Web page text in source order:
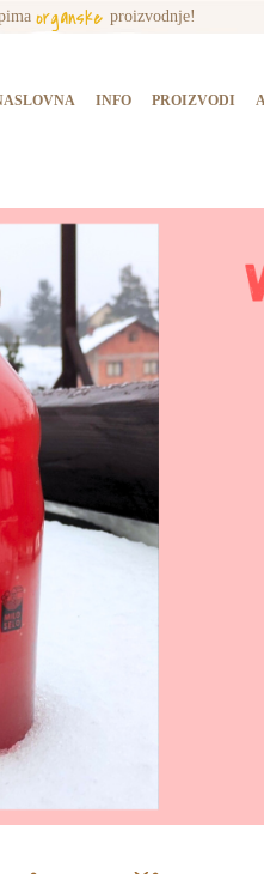
organske proizvodnje!
INFO PROIZVODI
INFO
MINI ZOO
KONTAKT
KUPI